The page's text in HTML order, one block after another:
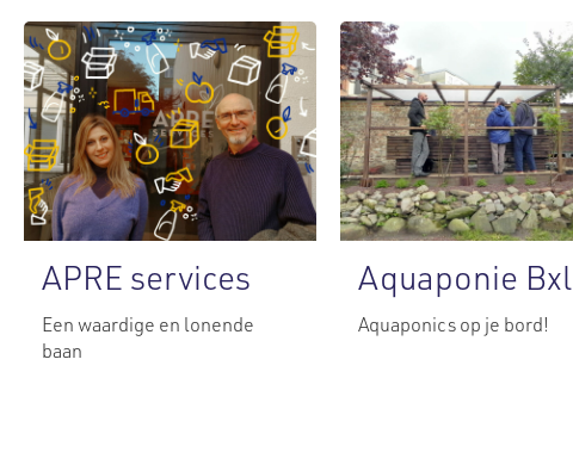
APRE services
Een waardige en lonende
baan
Aquaponie Bxl
Aquaponics op je bord!